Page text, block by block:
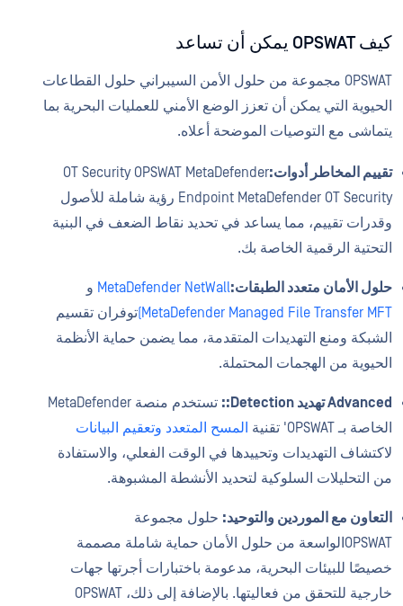
كيف OPSWAT يمكن أن تساعد
OPSWAT مجموعة من حلول الأمن السيبراني حلول القطاعات
الحيوية التي يمكن أن تعزز الوضع الأمني للعمليات البحرية بما
يتماشى مع التوصيات الموضحة أعلاه.
تقييم المخاطر أدوات:OT Security OPSWAT MetaDefender
Endpoint MetaDefender OT Security رؤية شاملة للأصول
وقدرات تقييم، مما يساعد في تحديد نقاط الضعف في البنية
التحتية الرقمية الخاصة بك.
حلول الأمان متعدد الطبقات:MetaDefender NetWall و
MetaDefender Managed File Transfer MFT) توفران تقسيم
الشبكة ومنع التهديدات المتقدمة، مما يضمن حماية الأنظمة
الحيوية من الهجمات المحتملة.
Advanced تهديد Detection::
تستخدم منصة MetaDefender
الخاصة بـ OPSWAT' تقنية
المسح المتعدد وتعقيم البيانات
لاكتشاف التهديدات وتحييدها في الوقت الفعلي، والاستفادة
من التحليلات السلوكية لتحديد الأنشطة المشبوهة.
التعاون مع الموردين والتوحيد: حلول مجموعة
OPSWATالواسعة من حلول الأمان حماية شاملة مصممة
خصيصًا للبيئات البحرية، مدعومة باختبارات أجرتها جهات
خارجية للتحقق من فعاليتها. بالإضافة إلى ذلك، OPSWAT